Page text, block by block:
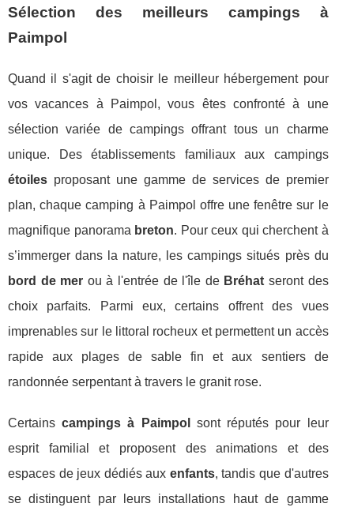
Sélection des meilleurs campings à
Paimpol
Quand il s'agit de choisir le meilleur hébergement pour
vos vacances à Paimpol, vous êtes confronté à une
sélection variée de campings offrant tous un charme
unique. Des établissements familiaux aux campings
étoiles proposant une gamme de services de premier
plan, chaque camping à Paimpol offre une fenêtre sur le
magnifique panorama breton. Pour ceux qui cherchent à
s’immerger dans la nature, les campings situés près du
bord de mer ou à l'entrée de l'île de Bréhat seront des
choix parfaits. Parmi eux, certains offrent des vues
imprenables sur le littoral rocheux et permettent un accès
rapide aux plages de sable fin et aux sentiers de
randonnée serpentant à travers le granit rose.
Certainscampings à Paimpol
sont réputés pour leur
esprit familial et proposent des animations et des
espaces de jeux dédiés aux enfants, tandis que d'autres
se distinguent par leurs installations haut de gamme